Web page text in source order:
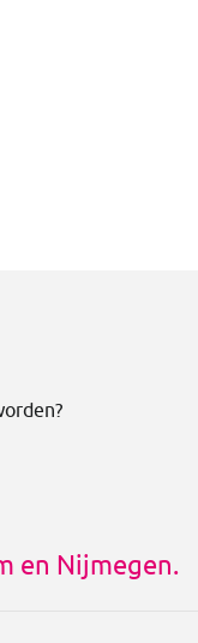
en Nijmegen.